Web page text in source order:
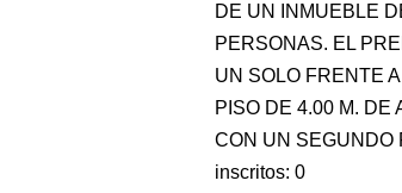
DE UN INMUEBLE
PERSONAS. EL
UN SOLO FRENTE
PISO DE 4.00 M. DE
CON UN SEGUNDO
inscritos: 0